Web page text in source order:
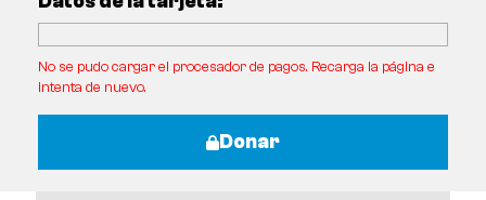
No se pudo cargar el procesador de pagos. Recarga la página e
intenta de nuevo.
Donar